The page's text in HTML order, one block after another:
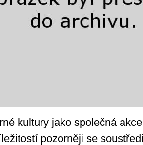
kultury jako společná
pozorněji se